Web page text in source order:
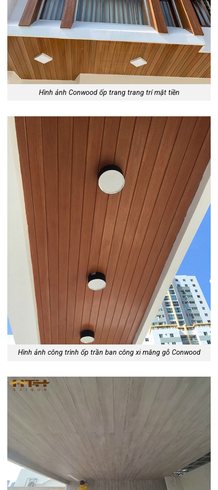
Hình ảnh Conwood ốp trang trang trí mặt tiền
Hình ảnh công trình ốp trần ban công xi măng gỗ Conwood